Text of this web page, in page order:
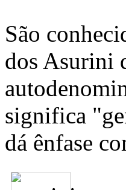
São
dos Asurini
significa
dá ênfase